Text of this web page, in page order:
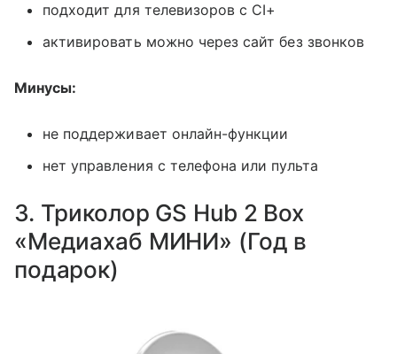
подходит для телевизоров с CI+
активировать можно через сайт без звонков
Минусы:
не поддерживает онлайн-функции
нет управления с телефона или пульта
3. Триколор GS Hub 2 Box
«Медиахаб МИНИ» (Год в
подарок)